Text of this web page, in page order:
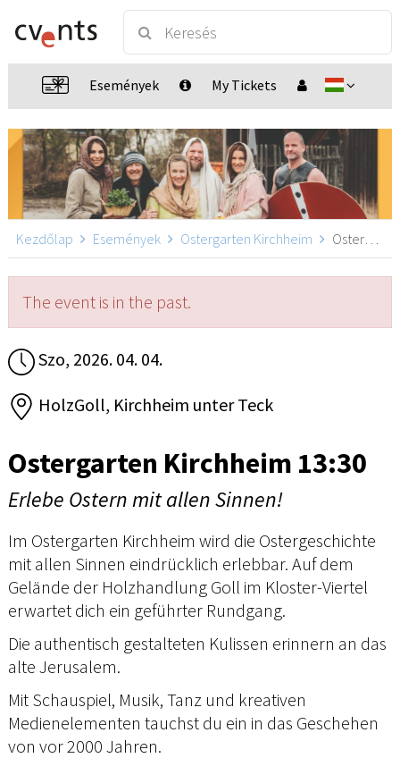
Események My Tickets
Kezdőlap Események Ostergarten Kirchheim Ostergarten Kirchheim 13:30, Kirchheim unter Teck
The event is in the past.
Szo, 2026. 04. 04.
HolzGoll, Kirchheim unter Teck
Ostergarten Kirchheim 13:30
Erlebe Ostern mit allen Sinnen!
Im Ostergarten Kirchheim wird die Ostergeschichte
mit allen Sinnen eindrücklich erlebbar. Auf dem
Gelände der Holzhandlung Goll im Kloster-Viertel
erwartet dich ein geführter Rundgang.
Die authentisch gestalteten Kulissen erinnern an das
alte Jerusalem.
Mit Schauspiel, Musik, Tanz und kreativen
Medienelementen tauchst du ein in das Geschehen
von vor 2000 Jahren.